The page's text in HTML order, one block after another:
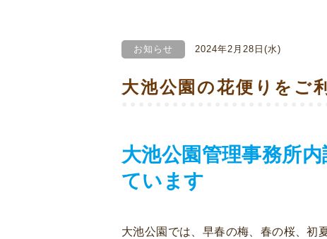
お知らせ 2024年2月28日(水)
大池公園の花便りをご
大池公園管理事務所
ています
大池公園では、早春の梅、春の桜、初